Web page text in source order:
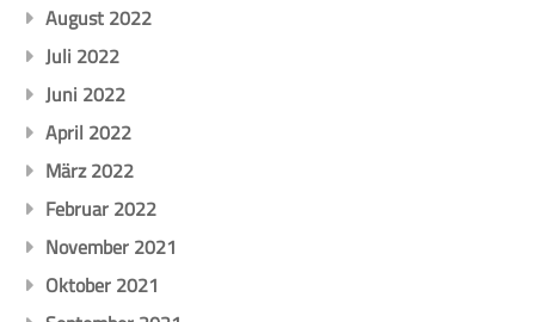
August 2022
Juli 2022
Juni 2022
April 2022
März 2022
Februar 2022
November 2021
Oktober 2021